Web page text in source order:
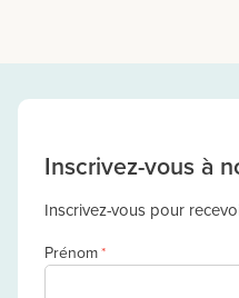
Inscrivez-vous à
Inscrivez-vous pour
Prénom*